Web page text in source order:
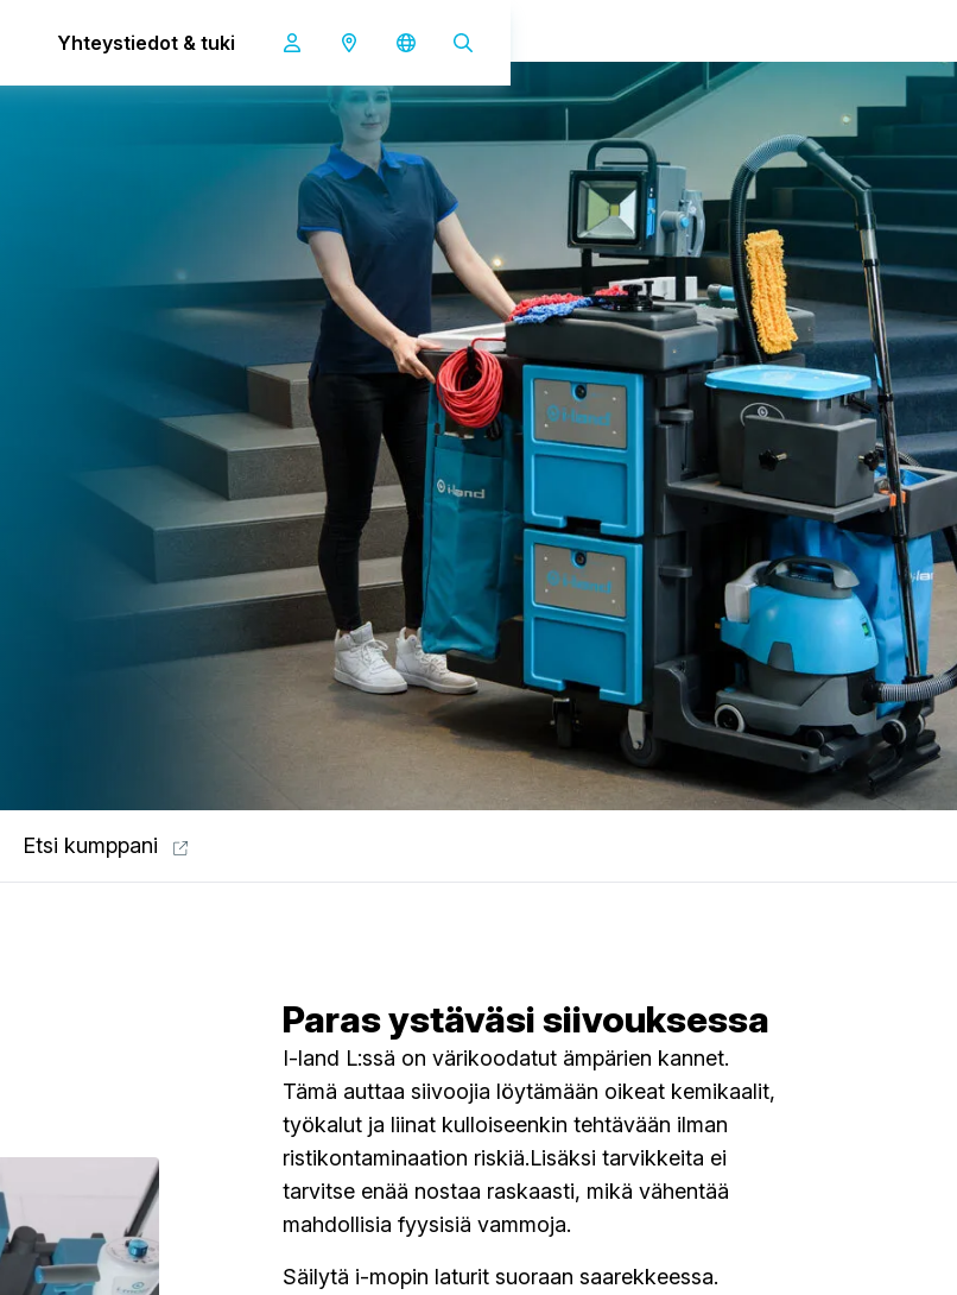
Yhteystiedot & tuki
Etsi kumppani
Paras ystäväsi siivouksessa
I-land L:ssä on värikoodatut ämpärien kannet.
Tämä auttaa siivoojia löytämään oikeat kemikaalit,
työkalut ja liinat kulloiseenkin tehtävään ilman
ristikontaminaation riskiä.Lisäksi tarvikkeita ei
tarvitse enää nostaa raskaasti, mikä vähentää
mahdollisia fyysisiä vammoja.
Säilytä i-mopin laturit suoraan saarekkeessa.
i-land L